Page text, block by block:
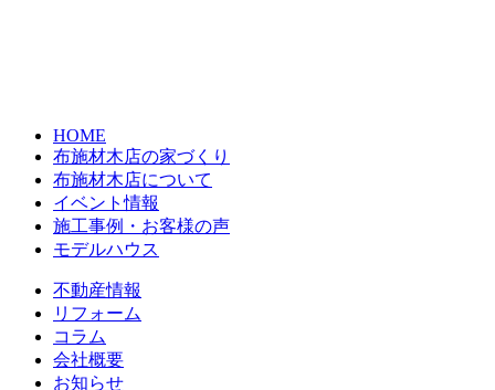
HOME
布施材木店の家づくり
布施材木店について
イベント情報
施工事例・お客様の声
モデルハウス
不動産情報
リフォーム
コラム
会社概要
お知らせ